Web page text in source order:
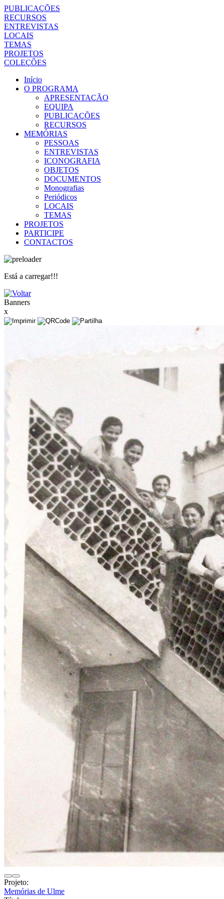
PUBLICAÇÕES
RECURSOS
ENTREVISTAS
LOCAIS
TEMAS
PROJETOS
COLEÇÕES
Início
O PROGRAMA
APRESENTAÇÃO
EQUIPA
PUBLICAÇÕES
RECURSOS
MEMÓRIAS
PESSOAS
ENTREVISTAS
ICONOGRAFIA
OBJETOS
DOCUMENTOS
Monografias
Periódicos
LOCAIS
TEMAS
PROJETOS
PARTICIPE
CONTACTOS
Está a carregar!!!
Banners
x
Projeto:
Memórias de Ulme